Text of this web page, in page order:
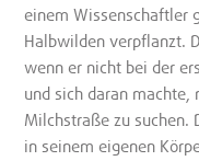
einem Wissenschaftler
Halbwilden verpflanzt.
wenn er nicht bei der
und sich daran
Milchstraße zu suchen.
in seinem eigenen